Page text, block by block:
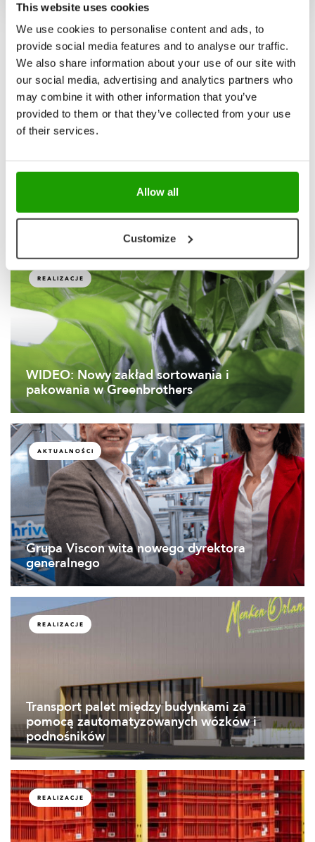
This website uses cookies
We use cookies to personalise content and ads, to
provide social media features and to analyse our traffic.
We also share information about your use of our site with
our social media, advertising and analytics partners who
may combine it with other information that you’ve
provided to them or that they’ve collected from your use
of their services.
Allow all
Customize
mi
e-
mail
przez
LinkedIn
513
53
376
Aktualności i inspiracje
REALIZACJE
WIDEO: Zautomatyzowana intralogistyka w
REALIZACJE
WIDEO: Nowy zakład sortowania i
pakowania w Greenbrothers
AKTUALNOŚCI
Grupa Viscon wita nowego dyrektora
generalnego
REALIZACJE
Transport palet między budynkami za
pomocą zautomatyzowanych wózków i
podnośników
REALIZACJE